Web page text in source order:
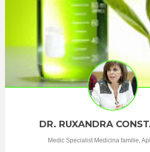
DR. RUXANDRA
Medic Specialist Medicina familie,